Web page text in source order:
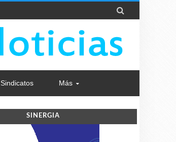

Sindicatos Más
SINERGIA